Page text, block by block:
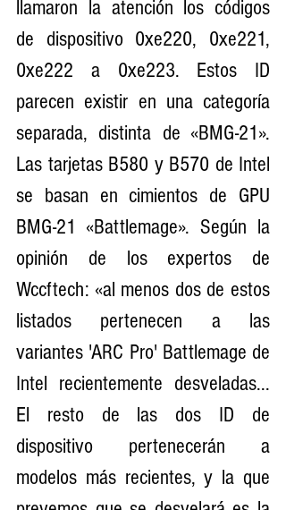
llamaron la atención los códigos
de dispositivo 0xe220, 0xe221,
0xe222 a 0xe223. Estos ID
parecen existir en una categoría
separada, distinta de «BMG-21».
Las tarjetas B580 y B570 de Intel
se basan en cimientos de GPU
BMG-21 «Battlemage». Según la
opinión de los expertos de
Wccftech: «al menos dos de estos
listados pertenecen a las
variantes 'ARC Pro' Battlemage de
Intel recientemente desveladas...
El resto de las dos ID de
dispositivo pertenecerán a
modelos más recientes, y la que